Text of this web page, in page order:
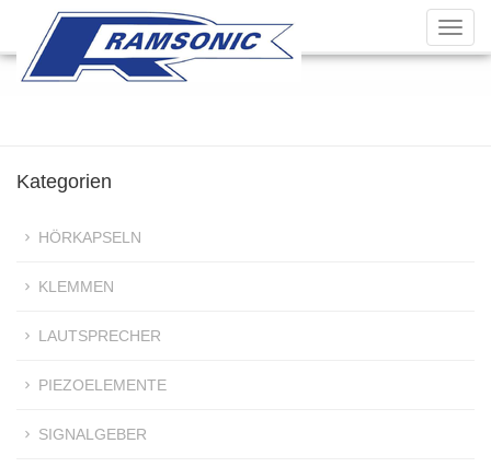
Kategorien
HÖRKAPSELN
KLEMMEN
LAUTSPRECHER
PIEZOELEMENTE
SIGNALGEBER